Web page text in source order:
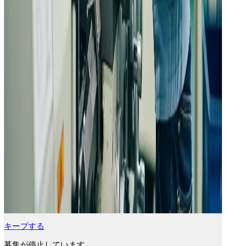
キープする